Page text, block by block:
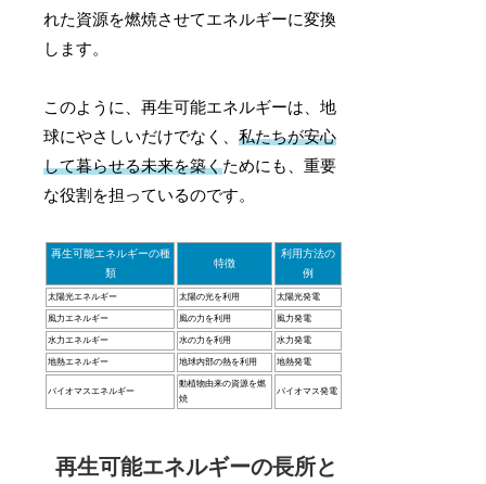
れた資源を燃焼させてエネルギーに変換
します。
このように、再生可能エネルギーは、地
球にやさしいだけでなく、私たちが安心
して暮らせる未来を築くためにも、重要
な役割を担っているのです。
再生可能エネルギーの種
類
特徴
利用方法の
例
太陽光エネルギー 太陽の光を利用 太陽光発電
風力エネルギー 風の力を利用 風力発電
水力エネルギー 水の力を利用 水力発電
地熱エネルギー 地球内部の熱を利用 地熱発電
バイオマスエネルギー
動植物由来の資源を燃
焼
バイオマス発電
再生可能エネルギーの長所と